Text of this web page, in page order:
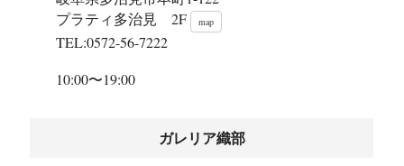
プラティ多治見 2F
map
TEL:0572-56-7222
10:00〜19:00
ガレリア織部